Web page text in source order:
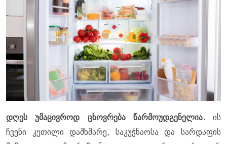
დღეს უმაცივროდ ცხოვრება წარმოუდგენელია.ის
ჩვენი კეთილი დამხმარე, საკუჭნაოსა და სარდაფის